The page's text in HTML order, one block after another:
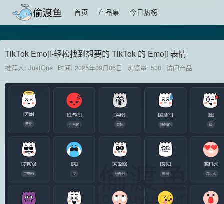
首页 产品集 今日热榜
TikTok Emoji-轻松找到想要的 TikTok 的 Emoji 表情
推荐人: JustOne 时间: 2025年09月06日 浏览量: 530 访问产品